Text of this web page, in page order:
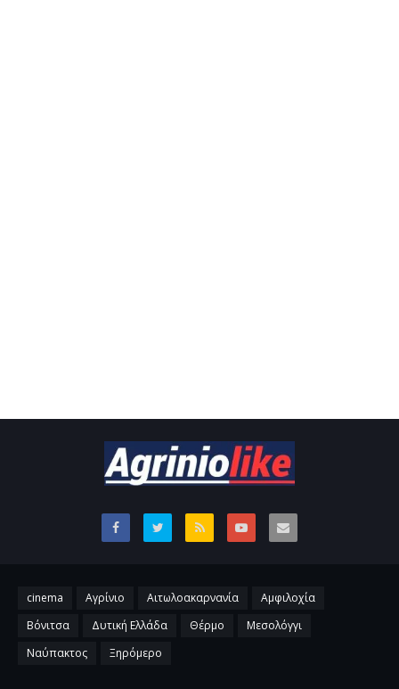
cinema Αγρίνιο Αιτωλοακαρνανία
Αμφιλοχία
Βόνιτσα
Δυτική Ελλάδα Θέρμο
Μεσολόγγι
Ναύπακτος
Ξηρόμερο